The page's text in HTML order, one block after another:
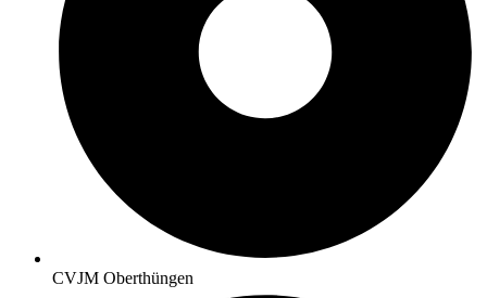
CVJM Oberthüngen